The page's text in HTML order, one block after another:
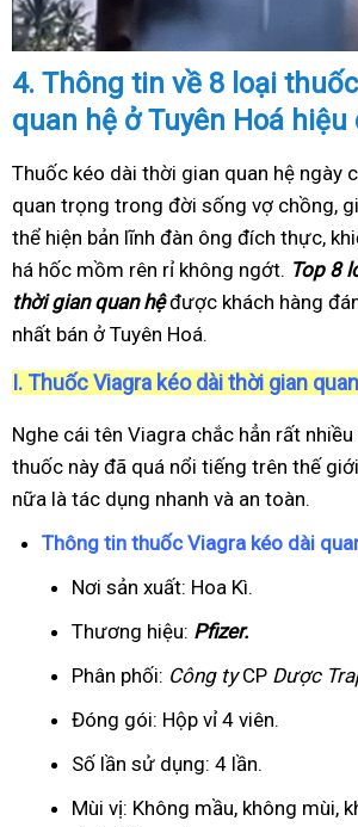
4. Thông tin về 8 loại
quan hệ ở Tuyên Hoá
Thuốc kéo dài thời gian quan hệ ngày
quan trọng trong đời sống vợ chồng,
thể hiện bản lĩnh đàn ông đích thực,
há hốc mồm rên rỉ không ngớt. Top 8
thời gian quan hệđược khách hàng
nhất bán ở Tuyên Hoá.
I. Thuốc Viagra kéo dài thời gian
Nghe cái tên Viagra chắc hẳn rất
thuốc này đã quá nổi tiếng trên thế
nữa là tác dụng nhanh và an toàn.
Thông tin thuốc Viagra kéo dài
Nơi sản xuất: Hoa Kì.
Thương hiệu: Pfizer.
Phân phối: Công tyCP Dược
Đóng gói: Hộp vỉ 4 viên.
Số lần sử dụng: 4 lần.
Mùi vị: Không mầu, không mùi,